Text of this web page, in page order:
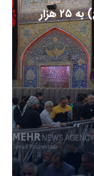
خدمت‌رسانی بیمارستان بقیه‌الله(عج) به ۲۵ هزار